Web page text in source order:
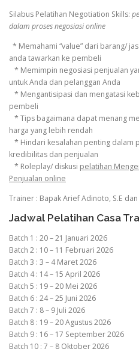
Silabus Pelatihan Negotiation Skills:
dalam proses negosiasi online
* Memahami “value” dari barang/
anda tawarkan ke pembeli
* Memimpin negosiasi penjualan
untuk Anda dan pelanggan Anda
* Mengantisipasi dan mengatasi
pembeli
* Tips bagaimana dapat menang
harga yang lebih rendah
* Hindari kesalahan penting dalam
kredibilitas dan penjualan
* Roleplay/ diskusi pelatihan
Penjualan online
Trainer : Bapak Arief Adinoto, S.E dan
Jadwal Pelatihan Casa
Batch 1 : 20 – 21 Januari 2026
Batch 2 : 10 – 11 Februari 2026
Batch 3 : 3 – 4 Maret 2026
Batch 4 : 14 – 15 April 2026
Batch 5 : 19 – 20 Mei 2026
Batch 6 : 24 – 25 Juni 2026
Batch 7 : 8 – 9 Juli 2026
Batch 8 : 19 – 20 Agustus 2026
Batch 9 : 16 – 17 September 2026
Batch 10 : 7 – 8 Oktober 2026